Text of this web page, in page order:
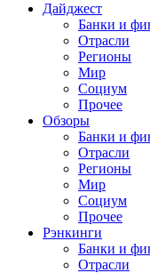
Дайджест
Банки и
Отрасли
Регионы
Мир
Социум
Прочее
Обзоры
Банки и
Отрасли
Регионы
Мир
Социум
Прочее
Рэнкинги
Банки и
Отрасли